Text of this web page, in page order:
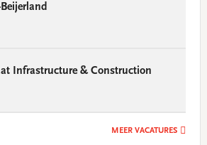
Infrastructure & Construction
MEER VACATURES